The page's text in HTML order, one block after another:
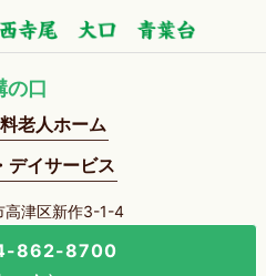
の口
老人ホーム
デイサービス
高津区新作3-1-4
862-8700